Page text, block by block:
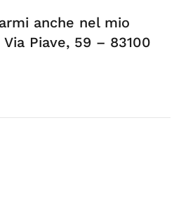
anche nel mio
Piave, 59 – 83100